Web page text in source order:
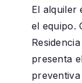
El alquiler
el equipo.
presenta